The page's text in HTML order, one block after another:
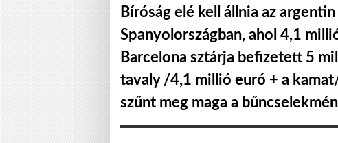
Bíróság elé kell állnia az
Spanyolországban, ahol 4,1
Barcelona sztárja befizetett 5
tavaly /4,1 millió euró + a
szűnt meg maga a